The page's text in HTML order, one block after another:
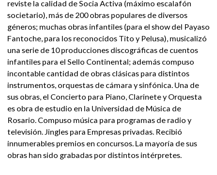
reviste la calidad de Socia Activa (máximo escalafón
societario), más de 200 obras populares de diversos
géneros; muchas obras infantiles (para el show del Payaso
Fantoche, para los reconocidos Tito y Pelusa), musicalizó
una serie de 10 producciones discográficas de cuentos
infantiles para el Sello Continental; además compuso
incontable cantidad de obras clásicas para distintos
instrumentos, orquestas de cámara y sinfónica. Una de
sus obras, el Concierto para Piano, Clarinete y Orquesta
es obra de estudio en la Universidad de Música de
Rosario. Compuso música para programas de radio y
televisión. Jingles para Empresas privadas. Recibió
innumerables premios en concursos. La mayoría de sus
obras han sido grabadas por distintos intérpretes.